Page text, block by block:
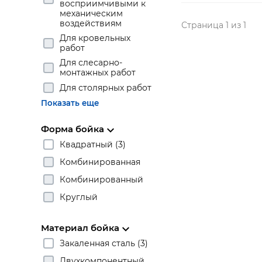
восприимчивыми к
механическим
воздействиям
Для кровельных
работ
Для слесарно-
монтажных работ
Для столярных работ
Показать еще
Форма бойка
Квадратный (3)
Комбинированная
Комбинированный
Круглый
Материал бойка
Закаленная сталь (3)
Страница 1 из 1